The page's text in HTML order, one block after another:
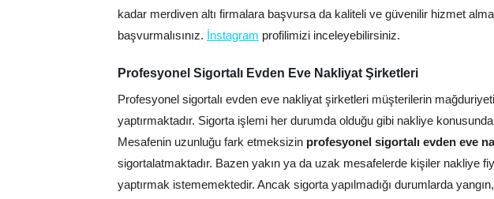
kadar merdiven altı firmalara başvursa da kaliteli ve güvenilir hizmet
başvurmalısınız. İnstagram profilimizi inceleyebilirsiniz.
Profesyonel Sigortalı Evden Eve Nakliyat Şirketleri
Profesyonel sigortalı evden eve nakliyat şirketleri müşterilerin
yaptırmaktadır. Sigorta işlemi her durumda olduğu gibi nakliye
Mesafenin uzunluğu fark etmeksizin profesyonel sigortalı evden eve
sigortalatmaktadır. Bazen yakın ya da uzak mesafelerde kişiler nakliye
yaptırmak istememektedir. Ancak sigorta yapılmadığı durumlarda